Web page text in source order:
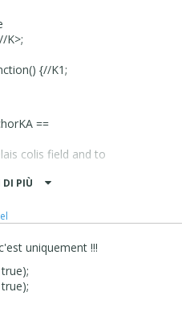
K>;
{//K1;
==
colis field and to
true);
DI PIÙ
uniquement !!!